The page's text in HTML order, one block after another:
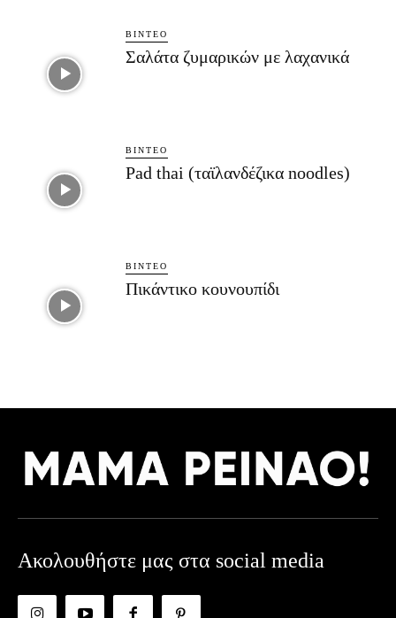
ΒΊΝΤΕΟ
Σαλάτα ζυμαρικών με λαχανικά
ΒΊΝΤΕΟ
Pad thai (ταϊλανδέζικα noodles)
ΒΊΝΤΕΟ
Πικάντικο κουνουπίδι
Ακολουθήστε μας στα social media